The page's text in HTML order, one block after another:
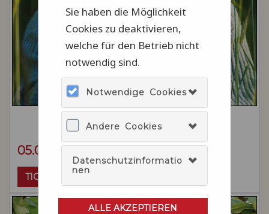
Sie haben die Möglichkeit
Cookies zu deaktivieren,
welche für den Betrieb nicht
notwendig sind.
Notwendige Cookies
Andere Cookies
Datenschutzinformatio
nen
ALLE AKZEPTIEREN
05.09.2026 - Foto-Walk
TICKETS >